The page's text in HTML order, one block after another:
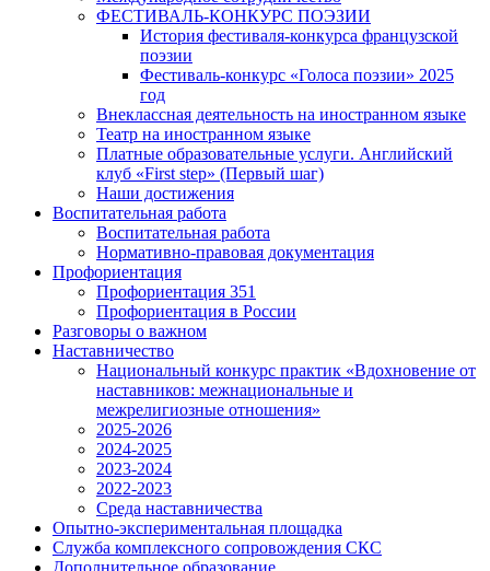
ФЕСТИВАЛЬ-КОНКУРС ПОЭЗИИ
История фестиваля-конкурса французской
поэзии
Фестиваль-конкурс «Голоса поэзии» 2025
год
Внеклассная деятельность на иностранном языке
Театр на иностранном языке
Платные образовательные услуги. Английский
клуб «First step» (Первый шаг)
Наши достижения
Воспитательная работа
Воспитательная работа
Нормативно-правовая документация
Профориентация
Профориентация 351
Профориентация в России
Разговоры о важном
Наставничество
Национальный конкурс практик «Вдохновение от
наставников: межнациональные и
межрелигиозные отношения»
2025-2026
2024-2025
2023-2024
2022-2023
Среда наставничества
Опытно-экспериментальная площадка
Cлужба комплексного сопровождения СКС